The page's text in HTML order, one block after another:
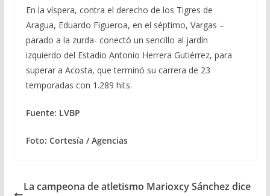
En la víspera, contra el derecho de los Tigres de
Aragua, Eduardo Figueroa, en el séptimo, Vargas –
parado a la zurda- conectó un sencillo al jardín
izquierdo del Estadio Antonio Herrera Gutiérrez, para
superar a Acosta, que terminó su carrera de 23
temporadas con 1.289 hits.
Fuente: LVBP
Foto: Cortesía / Agencias
La campeona de atletismo Marioxcy Sánchez dice